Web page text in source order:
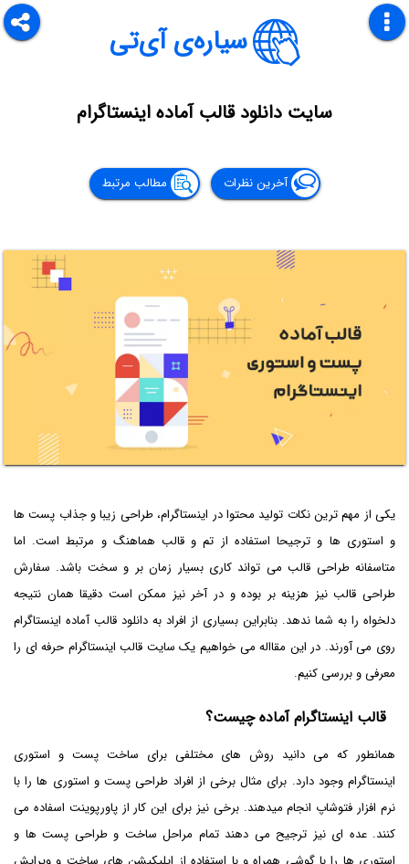
سیاره‌ی آی‌تی
سایت دانلود قالب آماده اینستاگرام
آخرین نظرات مطالب مرتبط
یکی از مهم ترین نکات تولید محتوا در اینستاگرام، طراحی زیبا و جذاب پست ها
و استوری ها و ترجیحا استفاده از تم و قالب هماهنگ و مرتبط است. اما
متاسفانه طراحی قالب می تواند کاری بسیار زمان بر و سخت باشد. سفارش
طراحی قالب نیز هزینه بر بوده و در آخر نیز ممکن است دقیقا همان نتیجه
دلخواه را به شما ندهد. بنابراین بسیاری از افراد به دانلود قالب آماده اینستاگرام
روی می آورند. در این مقااله می خواهیم یک سایت قالب اینستاگرام حرفه ای را
معرفی و بررسی کنیم.
قالب اینستاگرام آماده چیست؟
همانطور که می دانید روش های مختلفی برای ساخت پست و استوری
اینستاگرام وجود دارد. برای مثال برخی از افراد طراحی پست و استوری ها را با
نرم افزار فتوشاپ انجام میدهند. برخی نیز برای این کار از پاورپوینت اسفاده می
کنند. عده ای نیز ترجیح می دهند تمام مراحل ساخت و طراحی پست ها و